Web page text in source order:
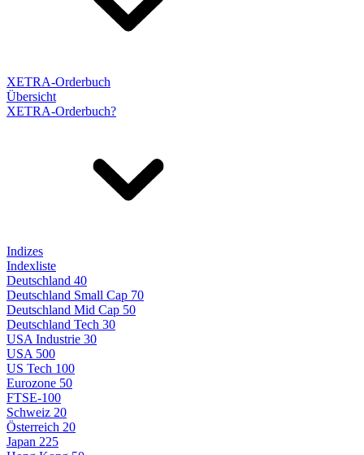
XETRA-Orderbuch
Übersicht
XETRA-Orderbuch?
Indizes
Indexliste
Deutschland 40
Deutschland Small Cap 70
Deutschland Mid Cap 50
Deutschland Tech 30
USA Industrie 30
USA 500
US Tech 100
Eurozone 50
FTSE-100
Schweiz 20
Österreich 20
Japan 225